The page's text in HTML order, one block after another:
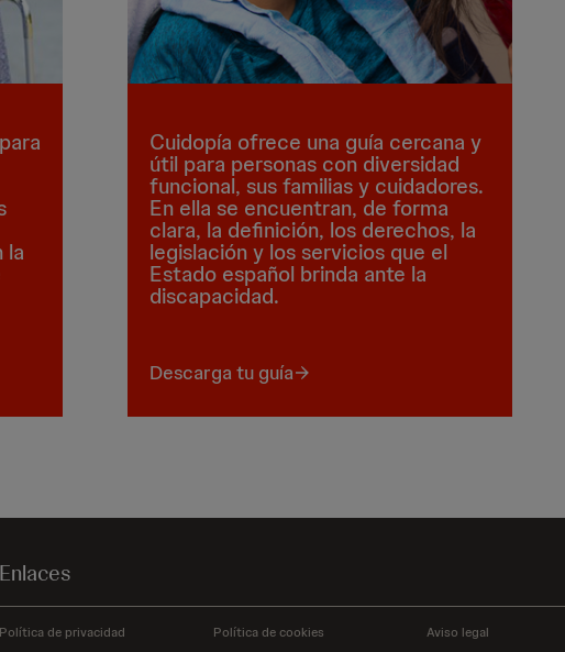
la
Cuidopía ofrece una guía cercana y
útil para personas con diversidad
funcional, sus familias y cuidadores.
En ella se encuentran, de forma
clara, la definición, los derechos, la
legislación y los servicios que el
Estado español brinda ante la
discapacidad.
Descarga tu guía
Enlaces
Política de privacidad Política de cookies Aviso legal